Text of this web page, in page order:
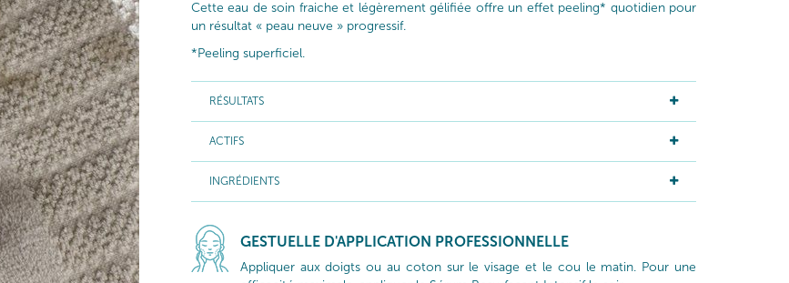
Cette eau de soin fraiche et légèrement gélifiée offre un effet peeling* quotidien pour
un résultat « peau neuve » progressif.
*Peeling superficiel.
RÉSULTATS
ACTIFS
INGRÉDIENTS
GESTUELLE D'APPLICATION PROFESSIONNELLE
Appliquer aux doigts ou au coton sur le visage et le cou le matin. Pour une